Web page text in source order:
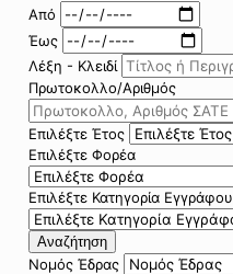
Από
Έως
Λέξη - Κλειδί
Πρωτοκολλο/Αριθμός
Επιλέξτε Έτος
Επιλέξτε Φορέα
Επιλέξτε Κατηγορία Εγγράφου
Αναζήτηση
Νομός Έδρας